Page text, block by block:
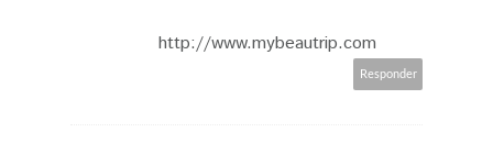
http://www.mybeautrip.com
Responder